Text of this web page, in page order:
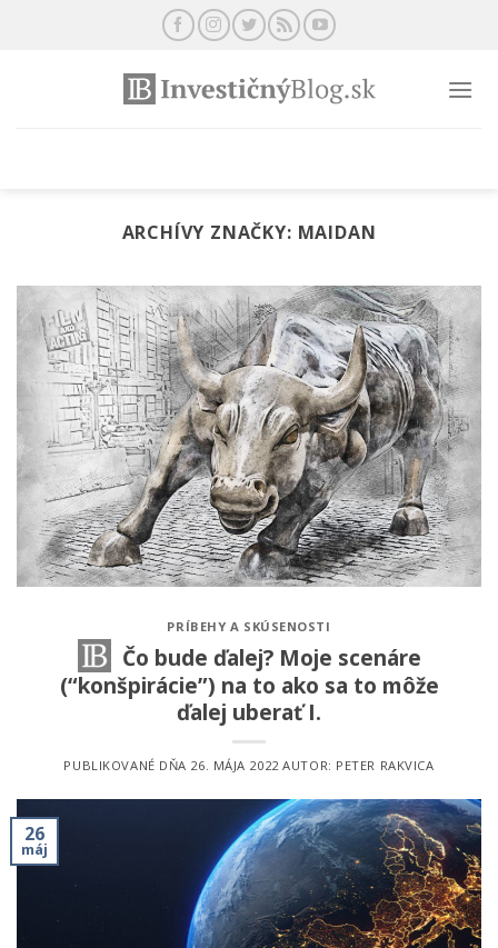
ARCHÍVY ZNAČKY: MAIDAN
PRÍBEHY A SKÚSENOSTI
Čo bude ďalej? Moje scenáre
(“konšpirácie”) na to ako sa to môže
ďalej uberať I.
PUBLIKOVANÉ DŇA 26. MÁJA 2022 AUTOR: PETER RAKVICA
26
máj